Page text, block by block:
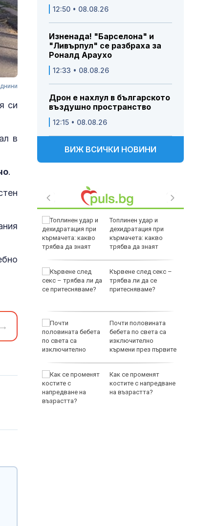
си
в
.
12:50 • 08.08.26
Изненада! "Барселона" и
"Ливърпул" се разбраха за
Роналд Араухо
12:33 • 08.08.26
Дрон е нахлул в българското
въздушно пространство
12:15 • 08.08.26
ВИЖ ВСИЧКИ НОВИНИ
на
Топлинен удар и
дехидратация при
кърмачета: какво
трябва да знаят
Кървене след секс –
трябва ли да се
притесняваме?
Почти половината
бебета по света са
изключително
кърмени през първите
Как се променят
костите с напредване
на възрастта?